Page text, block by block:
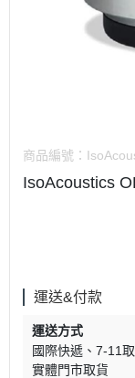
商品編號：
IsoAcoustics
運送&付款
運送方式
國際快遞
7-11
實體門市取貨